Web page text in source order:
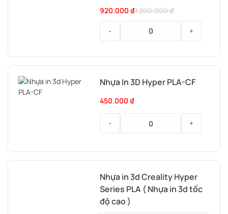
Anycubic
Pantone
- +
1.200.000₫
920.000 ₫
Hyper
PLA-
CF
Nhựa In 3D Hyper PLA-CF
- +
450.000 ₫
Nhựa in 3d Creality Hyper
Series PLA ( Nhựa in 3d tốc
độ cao )